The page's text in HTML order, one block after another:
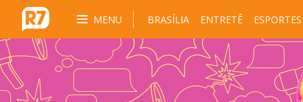
MENU BRASÍLIA ENTRETÊ ESPORTES